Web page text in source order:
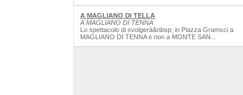
A MAGLIANO DI TELLA
A MAGLIANO DI TENNA
Lo spettacolo di svolgerà&nbsp; in Piazza Gramsci a
MAGLIANO DI TENNA e non a MONTE SAN...